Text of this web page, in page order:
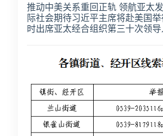
推动中美关系重回正轨 领航亚太
际社会期待习近平主席将赴美国
时出席亚太经合组织第三十次领